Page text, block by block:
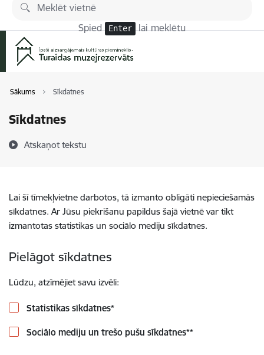
Pāriet uz lapas saturu
Spied Enter lai meklētu
Sākums Sīkdatnes
Sīkdatnes
Atskaņot tekstu
Lai šī tīmekļvietne darbotos, tā izmanto obligāti nepieciešamās
sīkdatnes. Ar Jūsu piekrišanu papildus šajā vietnē var tikt
izmantotas statistikas un sociālo mediju sīkdatnes.
Pielāgot sīkdatnes
Lūdzu, atzīmējiet savu izvēli:
Statistikas sīkdatnes*
Sociālo mediju un trešo pušu sīkdatnes**